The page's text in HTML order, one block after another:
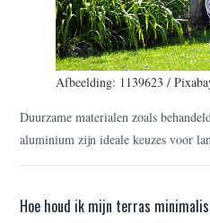
Afbeelding: 1139623 /
Duurzame materialen zoals
aluminium zijn ideale keuzes voor
Hoe houd ik mijn terras